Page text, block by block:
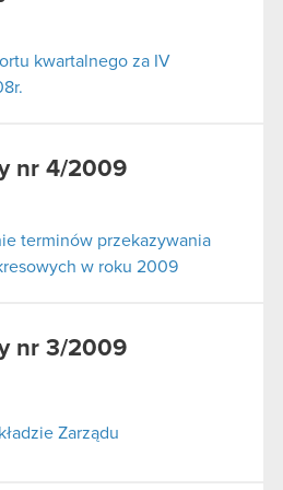
kwartalnego za IV
nr 4/2009
terminów przekazywania
w roku 2009
nr 3/2009
Zarządu